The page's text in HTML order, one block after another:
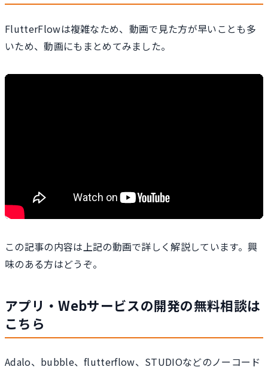
FlutterFlowは複雑なため、動画で見た方が早いことも多
いため、動画にもまとめてみました。
この記事の内容は上記の動画で詳しく解説しています。興
味のある方はどうぞ。
アプリ・Webサービスの開発の無料相談は
こちら
Adalo、bubble、flutterflow、STUDIOなどのノーコード